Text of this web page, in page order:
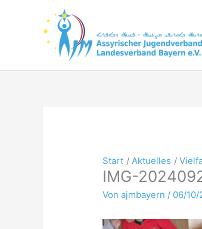
Start Aktuelles
IMG-
Vonajmbayern / 06/10/